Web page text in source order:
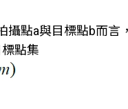
點a與目標點b而言
點集